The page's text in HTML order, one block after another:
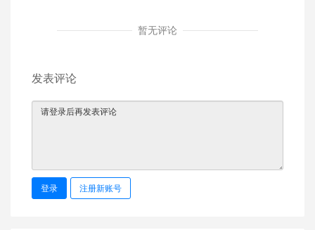
暂无评论
发表评论
登录 注册新账号